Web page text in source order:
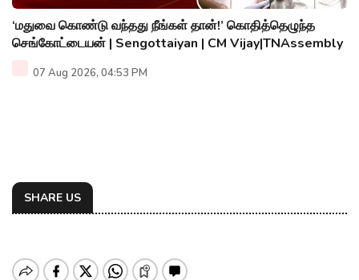
‘மதுவை கொண்டு வந்தது நீங்கள் தான்!’ கொதித்தெழுந்த
செங்கோட்டையன் | Sengottaiyan | CM Vijay|TNAssembly
07 Aug 2026, 04:53 PM
SHARE US